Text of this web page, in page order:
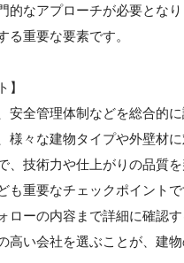
的なアプローチが必要とな
重要な要素です。
】
全管理体制などを総合的
々な建物タイプや外壁材
技術力や仕上がりの品質を
重要なチェックポイント
ローの内容まで詳細に確認
高い会社を選ぶことが、建